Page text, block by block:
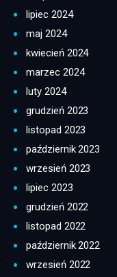
lipiec 2024
maj 2024
kwiecień 2024
marzec 2024
luty 2024
grudzień 2023
listopad 2023
październik 2023
wrzesień 2023
lipiec 2023
grudzień 2022
listopad 2022
październik 2022
wrzesień 2022